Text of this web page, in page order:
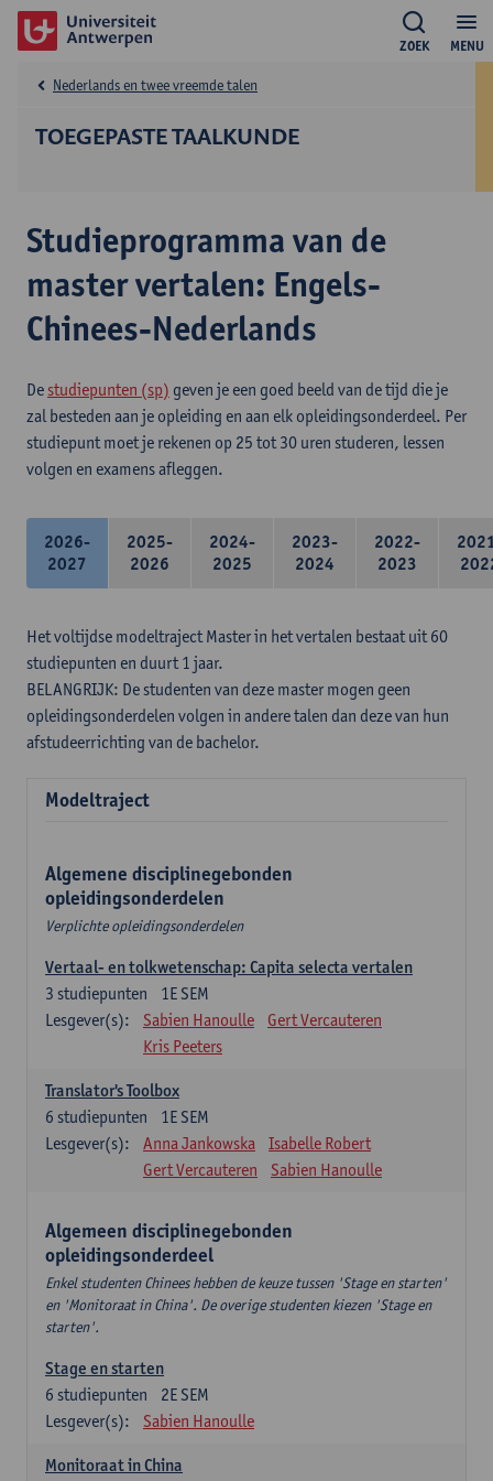
MENU
ZOEK
TOEGEPASTE TAALKUNDE
Nederlands en twee vreemde talen
Studieprogramma van de
master vertalen: Engels-
Chinees-Nederlands
De studiepunten (sp) geven je een goed beeld van de tijd die je
zal besteden aan je opleiding en aan elk opleidingsonderdeel. Per
studiepunt moet je rekenen op 25 tot 30 uren studeren, lessen
volgen en examens afleggen.
2026-
2027
2025-
2026
2024-
2025
2023-
2024
2022-
2023
Het voltijdse modeltraject Master in het vertalen bestaat uit 60
studiepunten en duurt 1 jaar.
BELANGRIJK: De studenten van deze master mogen geen
opleidingsonderdelen volgen in andere talen dan deze van hun
afstudeerrichting van de bachelor.
Modeltraject
Algemene disciplinegebonden
opleidingsonderdelen
Verplichte opleidingsonderdelen
Vertaal- en tolkwetenschap: Capita selecta vertalen
1E SEM
3 studiepunten
Lesgever(s):
Sabien Hanoulle
Gert Vercauteren
Kris Peeters
Translator's Toolbox
1E SEM
6 studiepunten
Lesgever(s):
Anna Jankowska
Isabelle Robert
Gert Vercauteren
Sabien Hanoulle
Algemeen disciplinegebonden
opleidingsonderdeel
Enkel studenten Chinees hebben de keuze tussen 'Stage en starten'
en 'Monitoraat in China'. De overige studenten kiezen 'Stage en
starten'.
Stage en starten
2E SEM
6 studiepunten
Lesgever(s):
Sabien Hanoulle
Monitoraat in China